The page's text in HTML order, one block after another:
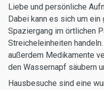
Liebe und persönliche
Dabei kann es sich um
Spaziergang im örtlichen
Streicheleinheiten
außerdem Medikamente
den Wassernapf säubern
Hausbesuche sind eine